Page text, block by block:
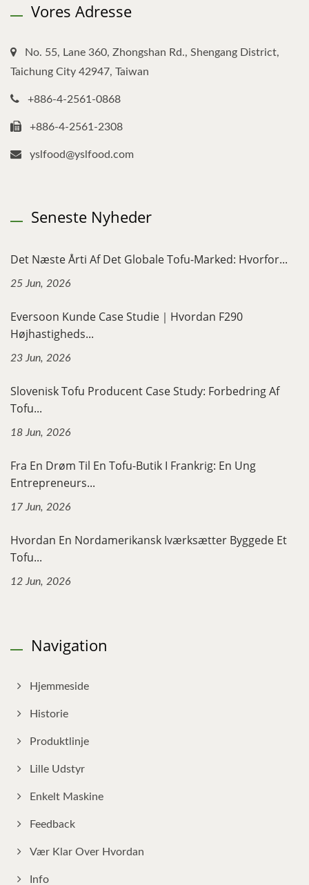
Vores Adresse
No. 55, Lane 360, Zhongshan Rd., Shengang District,
Taichung City 42947, Taiwan
+886-4-2561-0868
+886-4-2561-2308
yslfood@yslfood.com
Seneste Nyheder
Det Næste Årti Af Det Globale Tofu-Marked: Hvorfor...
25 Jun, 2026
Eversoon Kunde Case Studie｜Hvordan F290
Højhastigheds...
23 Jun, 2026
Slovenisk Tofu Producent Case Study: Forbedring Af
Tofu...
18 Jun, 2026
Fra En Drøm Til En Tofu-Butik I Frankrig: En Ung
Entrepreneurs...
17 Jun, 2026
Hvordan En Nordamerikansk Iværksætter Byggede Et
Tofu...
12 Jun, 2026
Navigation
Hjemmeside
Historie
Produktlinje
Lille Udstyr
Enkelt Maskine
Feedback
Vær Klar Over Hvordan
Info